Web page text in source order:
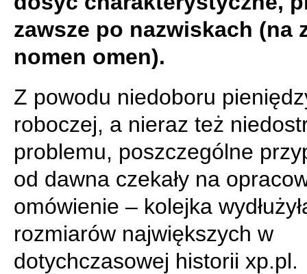
zawsze po nazwiskach (na
nomen omen).
Z powodu niedoboru
roboczej, a nieraz też
problemu, poszczególne
od dawna czekały na
omówienie – kolejka
rozmiarów największych w
dotychczasowej historii xp.pl.